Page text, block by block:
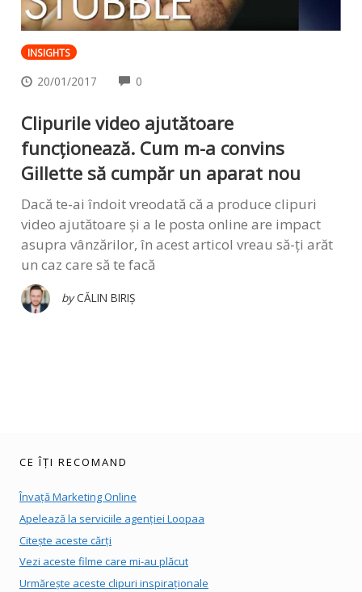
INSIGHTS
20/01/2017 0
Clipurile video ajutătoare
funcționează. Cum m-a convins
Gillette să cumpăr un aparat nou
Dacă te-ai îndoit vreodată că a produce clipuri
video ajutătoare și a le posta online are impact
asupra vânzărilor, în acest articol vreau să-ți arăt
un caz care să te facă
by CĂLIN BIRIȘ
CE ÎȚI RECOMAND
Învață Marketing Online
Apelează la serviciile agenției Loopaa
Citește aceste cărți
Vezi aceste filme care mi-au plăcut
Urmărește aceste clipuri inspiraționale